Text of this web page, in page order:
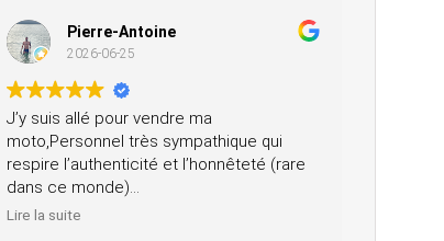
Pierre-Antoine
2026-06-25
J’y suis allé pour vendre ma
moto,Personnel très sympathique qui
respire l’authenticité et l’honnêteté (rare
dans ce monde)
Merci pour votre professionnalisme, je
Lire la suite